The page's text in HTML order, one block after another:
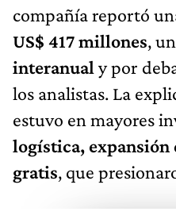
compañía reportó
US$ 417 millones,
interanual y por
los analistas. La
estuvo en mayores
logística, expansión
gratis, que